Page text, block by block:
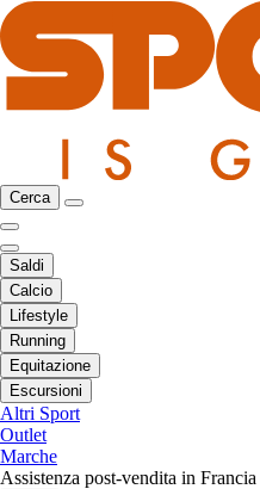
Cerca
Saldi
Calcio
Lifestyle
Running
Equitazione
Escursioni
Altri Sport
Outlet
Marche
Assistenza post-vendita in Francia